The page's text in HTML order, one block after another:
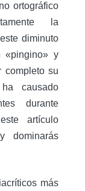
ortográfico
la
diminuto
y
completo su
causado
durante
artículo
dominarás
más